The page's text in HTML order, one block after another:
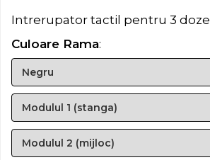
Intrerupator tactil pentru 3 doze
Culoare Rama: